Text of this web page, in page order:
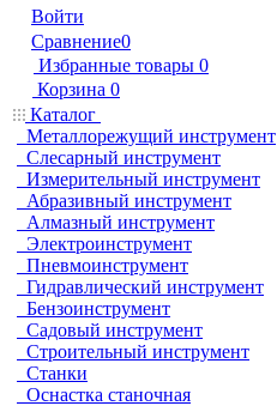
Войти
Сравнение0
Избранные товары 0
Корзина 0
Каталог
Металлорежущий инструмент
Слесарный инструмент
Измерительный инструмент
Абразивный инструмент
Алмазный инструмент
Электроинструмент
Пневмоинструмент
Гидравлический инструмент
Бензоинструмент
Садовый инструмент
Строительный инструмент
Станки
Оснастка станочная